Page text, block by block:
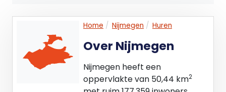
€ 10,-- per m² per jaar, te vermeerderen met
Door of vanwege verhuurder wordt de levering
van de volgende zaken en diensten verzorgd:
- Onderhoud en periodieke controle van
Home Nijmegen Huren
Over Nijmegen
Nijmegen heeft een
oppervlakte van 50,44 km2